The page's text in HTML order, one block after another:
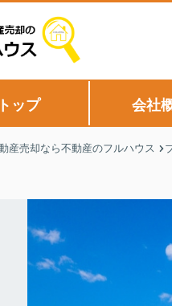
トップ 会社
産売却なら不動産のフルハウス